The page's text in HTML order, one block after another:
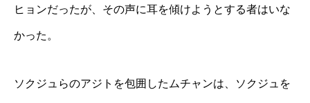
ヒョンだったが、その声に耳を傾けようとする者はいな
かった。
ソクジュらのアジトを包囲したムチャンは、ソクジュを